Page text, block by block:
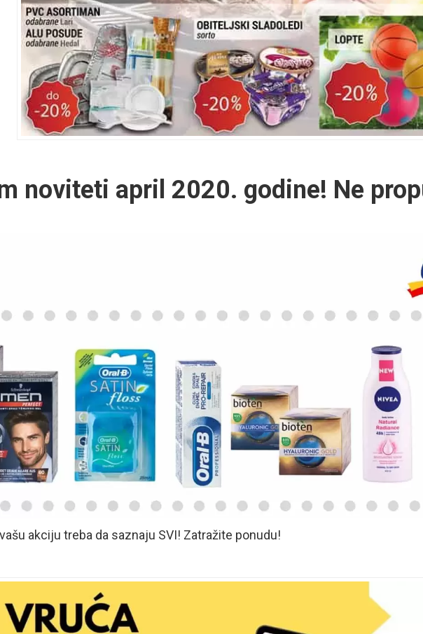
noviteti april 2020. godine! Ne
akciju treba da saznaju SVI! Zatražite ponudu!